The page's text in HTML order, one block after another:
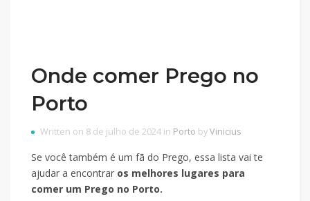
Onde comer Prego no
Porto
Written on 8 de julho de 2024 in Porto byVinicius
Se você também é um fã do Prego, essa lista vai te
ajudar a encontrar os melhores lugares para
comer um Prego no Porto.